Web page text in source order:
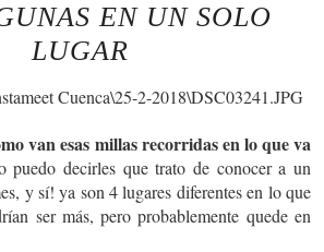
EN UN SOLO
LUGAR
van esas millas recorridas en lo que va
puedo decirles que trato de conocer a un
y sí! ya son 4 lugares diferentes en lo que
ser más, pero probablemente quede en